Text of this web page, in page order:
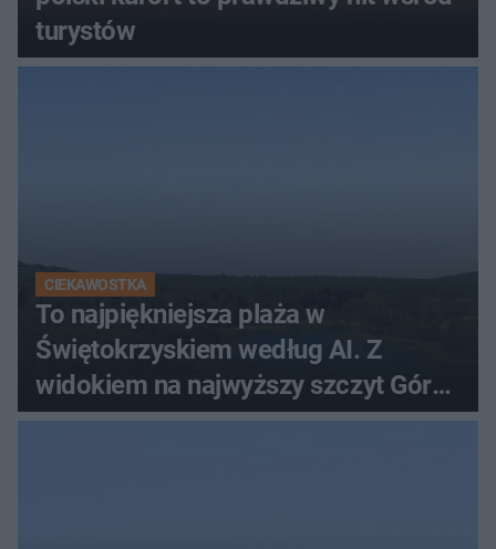
turystów
CIEKAWOSTKA
To najpiękniejsza plaża w
Świętokrzyskiem według AI. Z
widokiem na najwyższy szczyt Gór
Świętokrzyskich